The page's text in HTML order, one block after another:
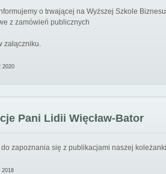
o trwającej na Wyższej Szkole
z zamówień publicznych
załączniku.
2020
Pani Lidii Więcław-Bator
zapoznania się z publikacjami naszej
2018